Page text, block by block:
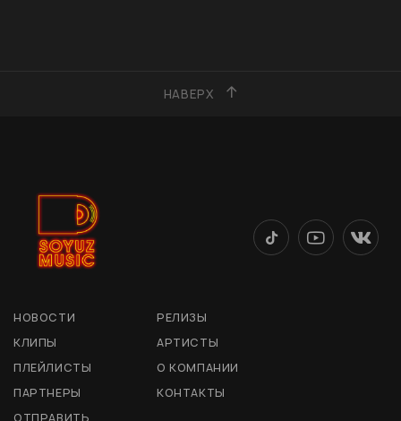
НАВЕРХ
НОВОСТИ
РЕЛИЗЫ
КЛИПЫ
АРТИСТЫ
ПЛЕЙЛИСТЫ
О КОМПАНИИ
ПАРТНЕРЫ
КОНТАКТЫ